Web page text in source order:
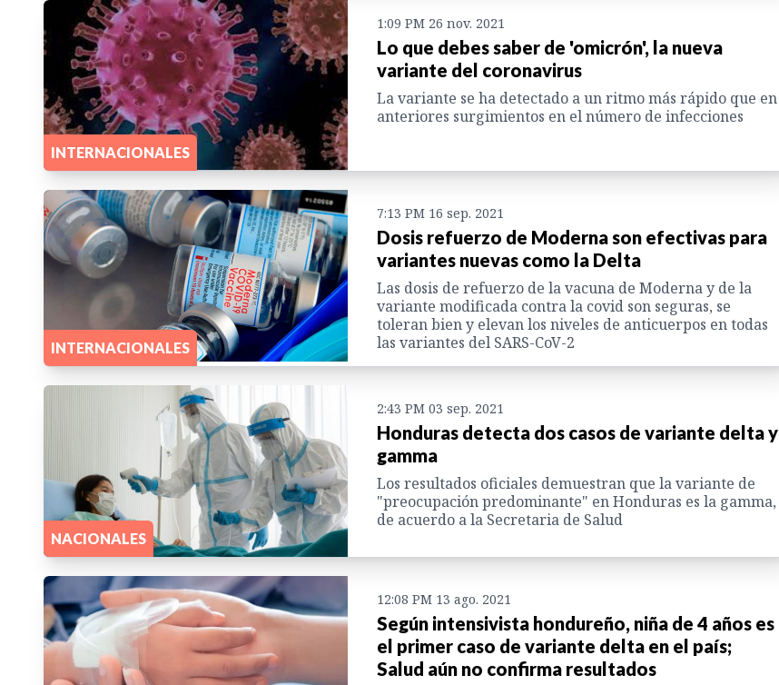
INTERNACIONALES
1:09 PM 26 nov. 2021
Lo que debes saber de 'omicrón', la nueva
variante del coronavirus
La variante se ha detectado a un ritmo más rápido que en
anteriores surgimientos en el número de infecciones
INTERNACIONALES
7:13 PM 16 sep. 2021
Dosis refuerzo de Moderna son efectivas para
variantes nuevas como la Delta
Las dosis de refuerzo de la vacuna de Moderna y de la
variante modificada contra la covid son seguras, se
toleran bien y elevan los niveles de anticuerpos en todas
las variantes del SARS-CoV-2
NACIONALES
2:43 PM 03 sep. 2021
Honduras detecta dos casos de variante delta y
gamma
Los resultados oficiales demuestran que la variante de
"preocupación predominante" en Honduras es la gamma,
de acuerdo a la Secretaria de Salud
12:08 PM 13 ago. 2021
Según intensivista hondureño, niña de 4 años es
el primer caso de variante delta en el país;
Salud aún no confirma resultados